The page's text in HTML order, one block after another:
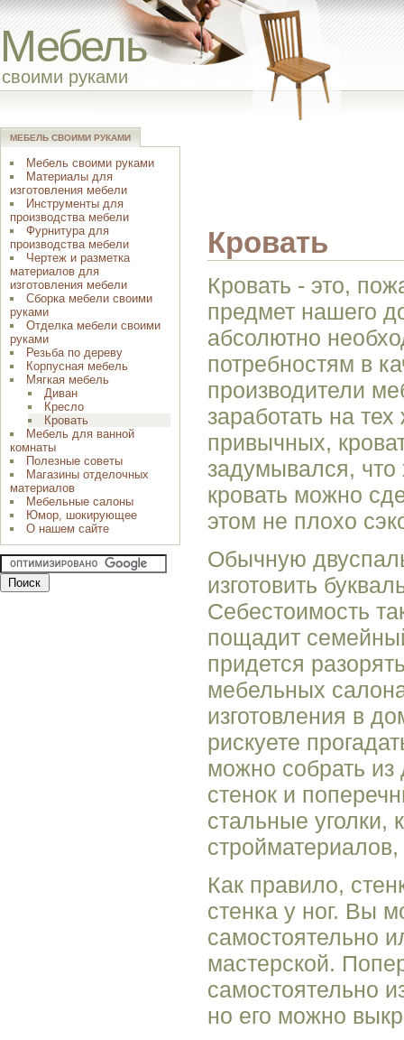
Мебель
своими руками
Кровать
Кровать - это,
предмет нашего
абсолютно
потребностям в
производители
заработать на
привычных,
задумывался,
кровать можно
этом не плохо
Обычную
изготовить
Себестоимость
пощадит
придется
мебельных
изготовления в
рискуете
можно собрать из
стенок и
стальные уголки,
стройматериалов,
Как правило,
стенка у ног. Вы
самостоятельно
мастерской.
самостоятельно
но его можно
МЕБЕЛЬ СВОИМИ РУКАМИ
Мебель своими руками
Материалы для
изготовления мебели
Инструменты для
производства мебели
Фурнитура для
производства мебели
Чертеж и разметка
материалов для
изготовления мебели
Сборка мебели своими
руками
Отделка мебели своими
руками
Резьба по дереву
Корпусная мебель
Мягкая мебель
Диван
Кресло
Кровать
Мебель для ванной
комнаты
Полезные советы
Магазины отделочных
материалов
Мебельные салоны
Юмор, шокирующее
О нашем сайте